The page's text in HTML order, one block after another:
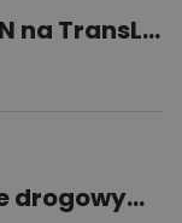
na TransL...
drogowy...